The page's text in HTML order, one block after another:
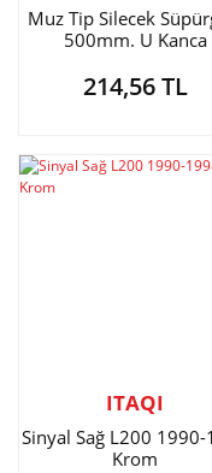
Muz Tip Silecek
500mm. U Kanca
214,56 TL
ITAQI
Sinyal Sağ L200 1990-
Krom